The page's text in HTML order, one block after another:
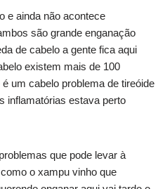
e ainda não acontece
são grande enganação
de cabelo a gente fica aqui
existem mais de 100
um cabelo problema de tireóide
inflamatórias estava perto
que pode levar à
o xampu vinho que